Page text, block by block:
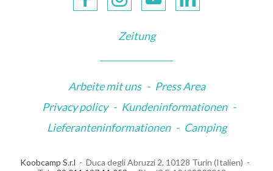
Zeitung
Arbeite mit uns - Press Area
Privacy policy - Kundeninformationen -
Lieferanteninformationen - Camping
Koobcamp S.r.l
Duca degli Abruzzi 2, 10128 Turin (Italien)